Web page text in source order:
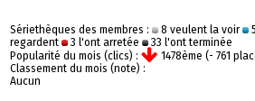
Sériethèques des membres : 8 veulent la voir
regardent
3 l'ont arretée
33 l'ont terminée
Popularité du mois (clics) :
1478ème (- 761
Classement du mois (note) :
Aucun